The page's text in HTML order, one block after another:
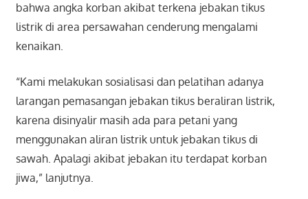
bahwa angka korban akibat terkena jebakan tikus
listrik di area persawahan cenderung mengalami
kenaikan.
“Kami melakukan sosialisasi dan pelatihan adanya
larangan pemasangan jebakan tikus beraliran listrik,
karena disinyalir masih ada para petani yang
menggunakan aliran listrik untuk jebakan tikus di
sawah. Apalagi akibat jebakan itu terdapat korban
jiwa,” lanjutnya.